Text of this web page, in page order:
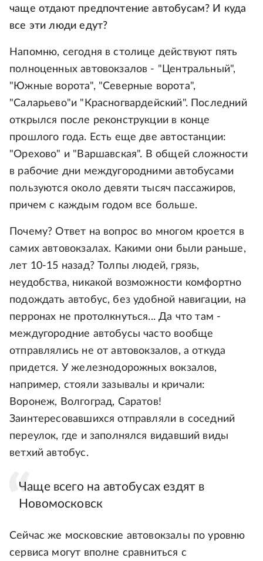
чаще отдают предпочтение автобусам? И куда
все эти люди едут?
Напомню, сегодня в столице действуют пять
полноценных автовокзалов - "Центральный",
"Южные ворота", "Северные ворота",
"Саларьево"и "Красногвардейский". Последний
открылся после реконструкции в конце
прошлого года. Есть еще две автостанции:
"Орехово" и "Варшавская". В общей сложности
в рабочие дни междугородними автобусами
пользуются около девяти тысяч пассажиров,
причем с каждым годом все больше.
Почему? Ответ на вопрос во многом кроется в
самих автовокзалах. Какими они были раньше,
лет 10-15 назад? Толпы людей, грязь,
неудобства, никакой возможности комфортно
подождать автобус, без удобной навигации, на
перронах не протолкнуться... Да что там -
междугородние автобусы часто вообще
отправлялись не от автовокзалов, а откуда
придется. У железнодорожных вокзалов,
например, стояли зазывалы и кричали:
Воронеж, Волгоград, Саратов!
Заинтересовавшихся отправляли в соседний
переулок, где и заполнялся видавший виды
ветхий автобус.
Чаще всего на автобусах ездят в
Новомосковск
Сейчас же московские автовокзалы по уровню
сервиса могут вполне сравниться с